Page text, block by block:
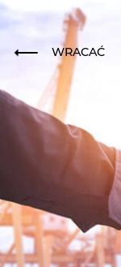
WRACAĆ